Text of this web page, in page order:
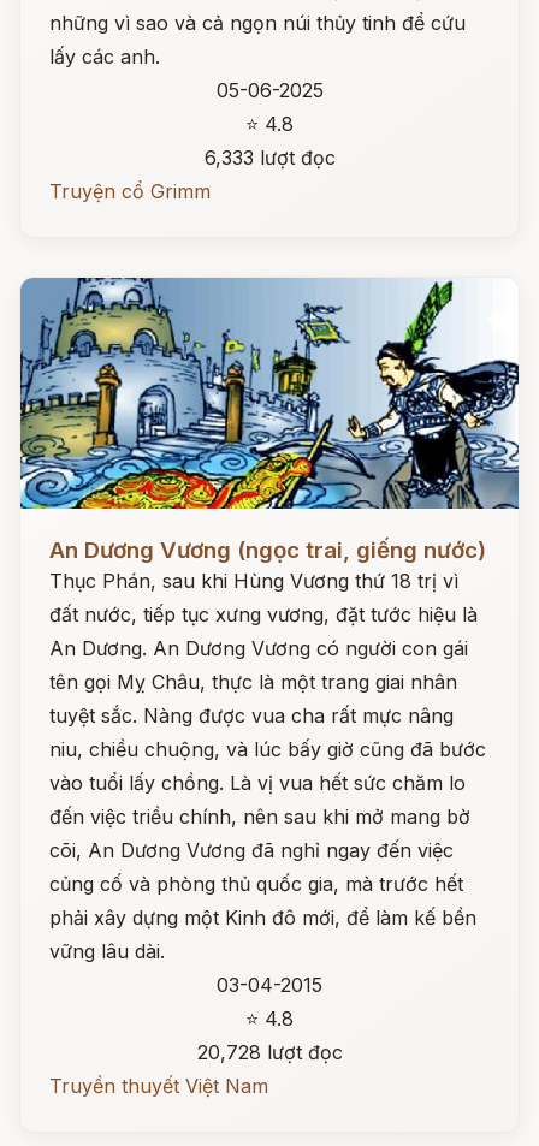
những vì sao và cả ngọn núi thủy tinh để cứu
lấy các anh.
05-06-2025
⭐ 4.8
6,333 lượt đọc
Truyện cổ Grimm
An Dương Vương (ngọc trai, giếng nước)
Thục Phán, sau khi Hùng Vương thứ 18 trị vì
đất nước, tiếp tục xưng vương, đặt tước hiệu là
An Dương. An Dương Vương có người con gái
tên gọi Mỵ Châu, thực là một trang giai nhân
tuyệt sắc. Nàng được vua cha rất mực nâng
niu, chiều chuộng, và lúc bấy giờ cũng đã bước
vào tuổi lấy chồng. Là vị vua hết sức chăm lo
đến việc triều chính, nên sau khi mở mang bờ
cõi, An Dương Vương đã nghỉ ngay đến việc
củng cố và phòng thủ quốc gia, mà trước hết
phải xây dựng một Kinh đô mới, để làm kế bền
vững lâu dài.
03-04-2015
⭐ 4.8
20,728 lượt đọc
Truyền thuyết Việt Nam